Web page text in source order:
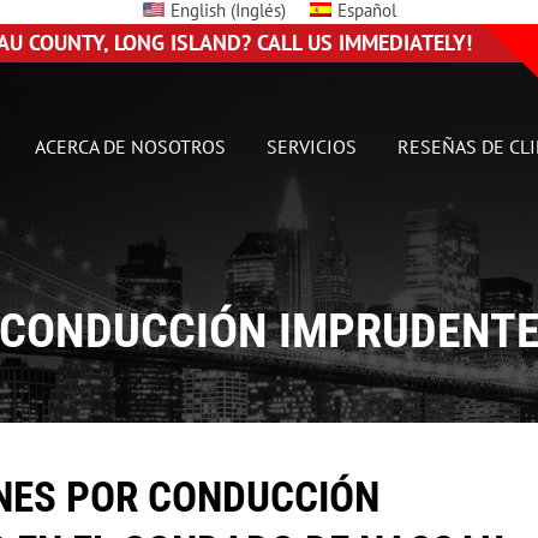
English(Inglés) Español
COUNTY, LONG ISLAND? CALL US IMMEDIATELY!
ACERCA DE NOSOTROS SERVICIOS RESEÑAS DE
POR CONDUCCIÓN